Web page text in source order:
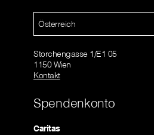
Österreich
Storchengasse 1/E1 05
1150 Wien
Kontakt
Spendenkonto
Caritas